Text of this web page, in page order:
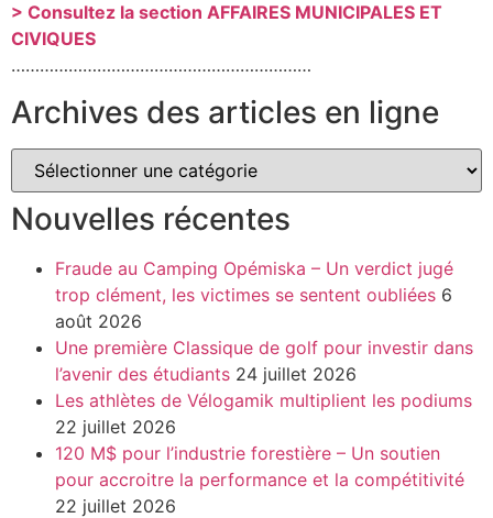
> Consultez la section AFFAIRES MUNICIPALES ET
CIVIQUES
………………………………………………………
Archives des articles en ligne
Nouvelles récentes
Fraude au Camping Opémiska – Un verdict jugé
trop clément, les victimes se sentent oubliées 6
août 2026
Une première Classique de golf pour investir dans
l’avenir des étudiants 24 juillet 2026
Les athlètes de Vélogamik multiplient les podiums
22 juillet 2026
120 M$ pour l’industrie forestière – Un soutien
pour accroitre la performance et la compétitivité
22 juillet 2026